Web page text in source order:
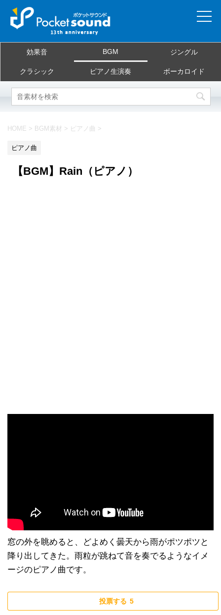
当サイトについて
ご利用規約
お問合せ
効果音 BGM ジングル
クラシック ピアノ生演奏 ボーカロイド
HOME > BGM素材 > ピアノ曲 >
ピアノ曲
【BGM】Rain（ピアノ）
窓の外を眺めると、どよめく曇天から雨がポツポツと
降り出してきた。雨粒が跳ねて音を奏でるようなイメ
ージのピアノ曲です。
投票する 5